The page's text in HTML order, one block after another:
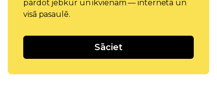
pārdot jebkur un ikvienam — internetā un
visā pasaulē.
Sāciet